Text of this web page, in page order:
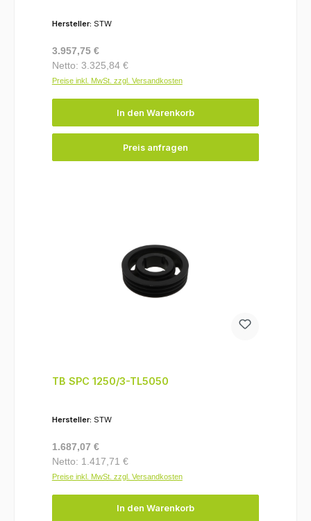
Hersteller: STW
Regulärer Preis:
3.957,75 €
Netto: 3.325,84 €
Preise inkl. MwSt. zzgl. Versandkosten
In den Warenkorb
Preis anfragen
TB SPC 1250/3-TL5050
Hersteller: STW
Regulärer Preis:
1.687,07 €
Netto: 1.417,71 €
Preise inkl. MwSt. zzgl. Versandkosten
In den Warenkorb